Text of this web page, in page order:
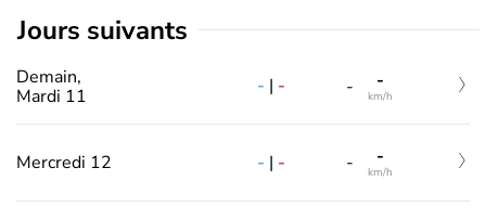
jours suivants
Demain,
Mardi 11
- | - - -
km/h
Mercredi 12 - | - - -
km/h